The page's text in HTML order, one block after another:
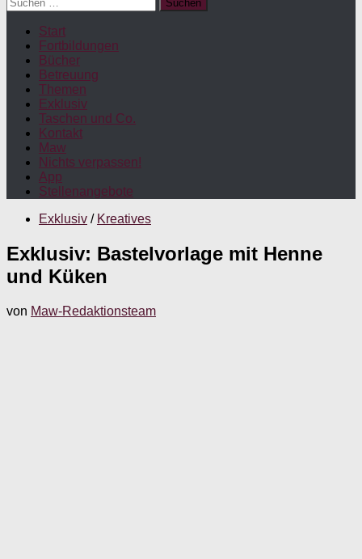
nach:
Start
Fortbildungen
Bücher
Betreuung
Themen
Exklusiv
Taschen und Co.
Kontakt
Maw
Nichts verpassen!
App
Stellenangebote
Exklusiv / Kreatives
Exklusiv: Bastelvorlage mit Henne
und Küken
von Maw-Redaktionsteam